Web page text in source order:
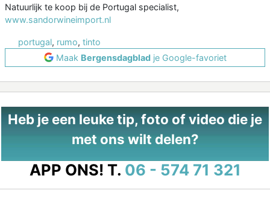
Natuurlijk te koop bij de Portugal specialist,
www.sandorwineimport.nl
portugal, rumo, tinto
Maak Bergensdagbladje Google-favoriet
Heb je een leuke tip, foto of video die je
met ons wilt delen?
APP ONS! T. 06 - 574 71 321